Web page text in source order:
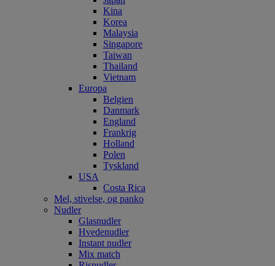
Kina
Korea
Malaysia
Singapore
Taiwan
Thailand
Vietnam
Europa
Belgien
Danmark
England
Frankrig
Holland
Polen
Tyskland
USA
Costa Rica
Mel, stivelse, og panko
Nudler
Glasnudler
Hvedenudler
Instant nudler
Mix match